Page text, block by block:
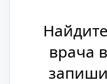
врача